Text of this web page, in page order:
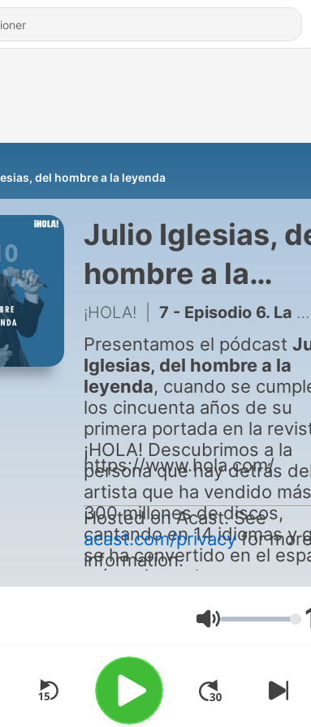
del hombre a la leyenda
Julio Iglesias,
hombre a la
leyenda
¡HOLA! 7 - Episodio 6. La carretera
Presentamos el pódcast
Iglesias, del hombre a la
leyenda, cuando se
los cincuenta años de su
primera portada en la
¡HOLA! Descubrimos a la
persona que hay detrás
artista que ha vendido
300 millones de discos,
cantando en 14 idiomas y
se ha convertido en el
más universal.
https://www.hola.com/
Hosted on Acast. See
acast.com/privacyfor more
information.
Volym